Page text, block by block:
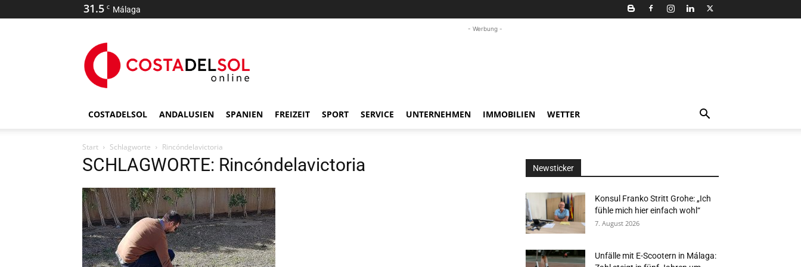
31.5 C Málaga
- Werbung -
COSTADELSOL ANDALUSIEN SPANIEN FREIZEIT SPORT SERVICE UNTERNEHMEN IMMOBILIEN WETTER
Start Schlagworte Rincóndelavictoria
SCHLAGWORTE: Rincóndelavictoria Newsticker
Konsul Franko Stritt Grohe: „Ich
fühle mich hier einfach wohl“
7. August 2026
Unfälle mit E-Scootern in Málaga: